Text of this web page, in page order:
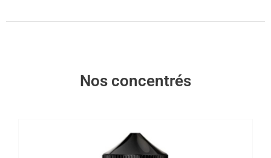
Nos concentrés